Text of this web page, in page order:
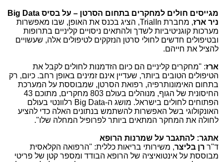
מגייסים חולים למחקרים בתחום הסרטן – על בסיס Big Data
ניר ארז, מחברת TrialIn, הציג בכנס את האופן, שבו מאפשרות
מערכות קוגניטיביות לשדך ולהתאים ניסויים קליניים בתרופות
ובטיפולים חדשים לחולי סרטן הנזקקים לטיפולים אלה, שעשויים
להציל את חייהם.
ארז: "מחקרים קליניים הם כיום הזדמנות לחולים לקבל את
הטיפולים הטובים ביותר, שעדיין אינם זמינים באופן רחב. כיום, רק
בתחום האימונותרפיה, רפואת הסרטן, שמבוססת על המערכת
החיסונית של הגוף, מנוהלים בעולם 803 מחקרים, מתוכם 43
הפתוחים לחולים בישראל. מושג ה-Big Data רלוונטי בעולם
האונקולוגי בשל האפשרות להשתמש בנתונים האלה כדי להציע
לחולה את המחקר המתאים ביותר לפרופיל המחלה שלו".
אתגר: להתגבר על שמרנות הרופא
ד"ר רן בליצר, משירותי בריאות כללית: "הרפואה הקלאסית
מבוססת על אינטואיציה של הרופא הבודד ומספר קטן של פריטי